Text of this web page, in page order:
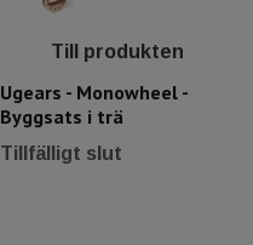
Till produkten
Ugears - Monowheel -
Byggsats i trä
Tillfälligt slut